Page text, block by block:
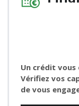
Un crédit
Vérifiez vos
de vous